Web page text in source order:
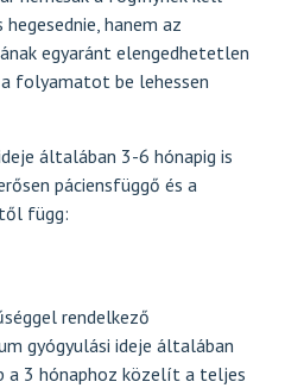
hanem az
egyaránt elengedhetetlen
a folyamatot be lehessen
általában 3-6 hónapig is
páciensfüggő és a
függ:
rendelkező
gyógyulási ideje általában
a 3 hónaphoz közelít a teljes